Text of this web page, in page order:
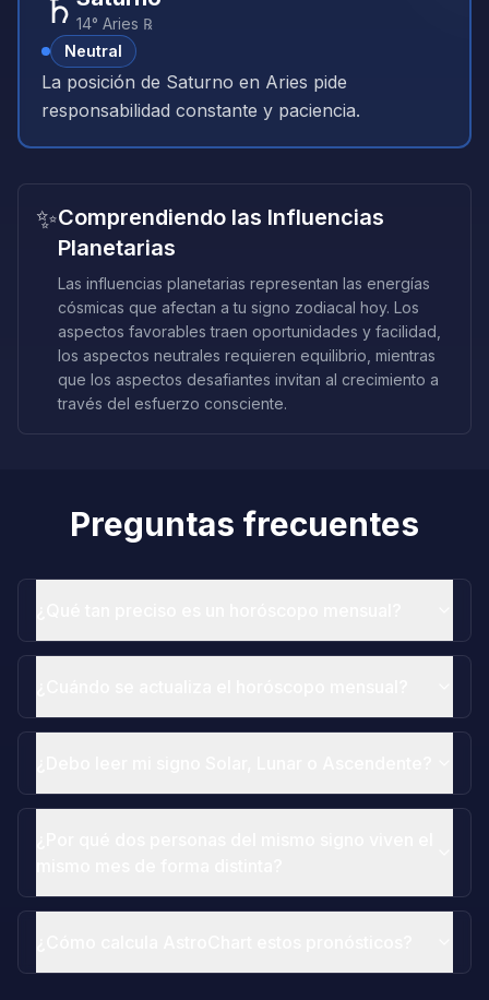
14° Aries ℞
Neutral
La posición de Saturno en Aries pide
responsabilidad constante y paciencia.
✨Comprendiendo las Influencias
Planetarias
Las influencias planetarias representan las energías
cósmicas que afectan a tu signo zodiacal hoy. Los
aspectos favorables traen oportunidades y facilidad,
los aspectos neutrales requieren equilibrio, mientras
que los aspectos desafiantes invitan al crecimiento a
través del esfuerzo consciente.
Preguntas frecuentes